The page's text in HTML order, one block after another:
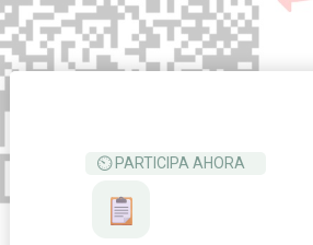
⏲ PARTICIPA AHORA